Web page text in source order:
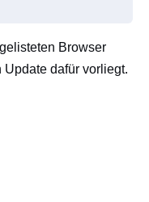
Browser
dafür vorliegt.